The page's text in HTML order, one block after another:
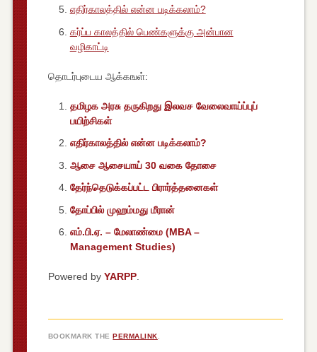
எதிர்காலத்தில் என்ன படிக்கலாம்?
கர்ப்ப காலத்தில் பெண்களுக்கு அன்பான
வழிகாட்டி
தொடர்புடைய ஆக்கஙள்:
தமிழக அரசு தருகிறது இலவச வேலைவாய்ப்புப்
பயிற்சிகள்‏
எதிர்காலத்தில் என்ன படிக்கலாம்?
ஆசை ஆசையாய் 30 வகை தோசை
தேர்ந்தெடுக்கப்பட்ட பிரார்த்தனைகள்
தோப்பில் முஹம்மது மீரான்
எம்.பி.ஏ. – மேலாண்மை (MBA –
Management Studies)
Powered by YARPP.
BOOKMARK THEPERMALINK